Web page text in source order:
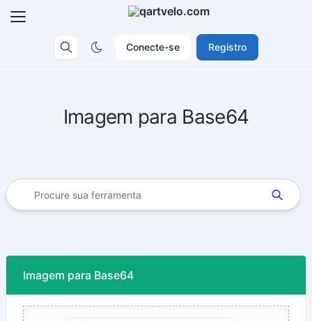
Conecte-se Registro
Imagem para Base64
Imagem para Base64